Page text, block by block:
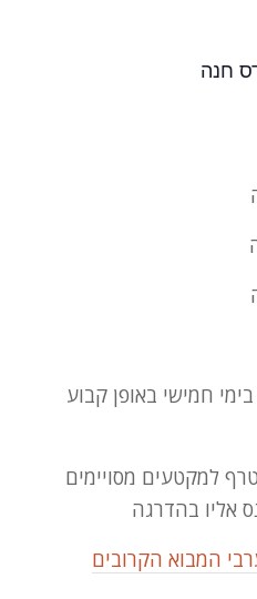
חמישי באופן קבוע
למקטעים מסויימים
אליו בהדרגה
המבוא הקרובים